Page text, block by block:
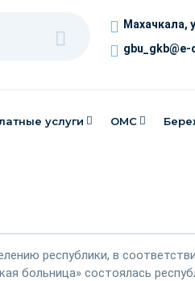
Махачкала,
gbu_gkb@e-
услуги ОМС
республики, в
больница» состоялась